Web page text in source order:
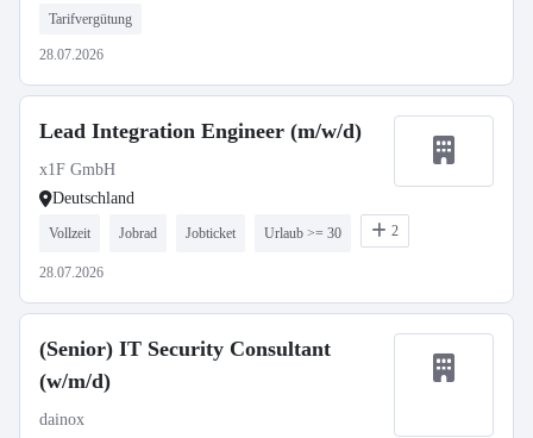
Tarifvergütung
28.07.2026
Lead Integration Engineer (m/w/d)
x1F GmbH
Deutschland
Vollzeit Jobrad Jobticket Urlaub >= 30 2
28.07.2026
(Senior) IT Security Consultant
(w/m/d)
dainox